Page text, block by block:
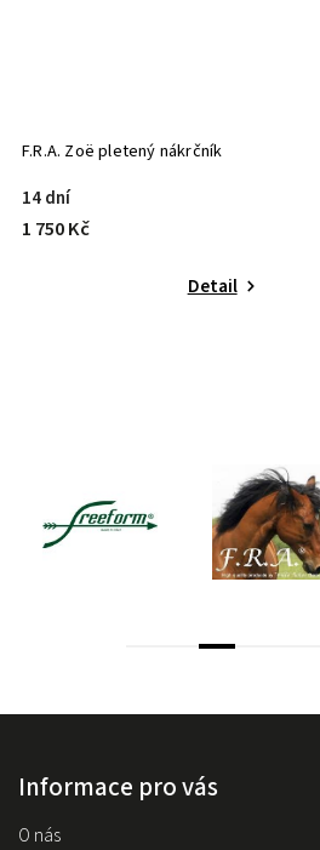
F.R.A. Zoë pletený nákrčník
14 dní
1 750 Kč
Detail
Informace pro vás
O nás